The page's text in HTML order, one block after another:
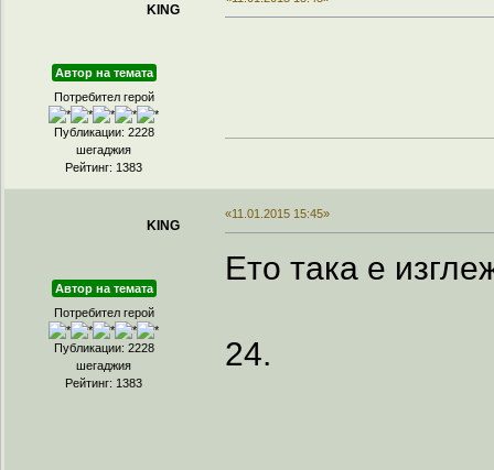
KING
Автор на темата
Потребител герой
Публикации: 2228
шегаджия
Рейтинг: 1383
KING
Автор на темата
Потребител герой
Публикации: 2228
шегаджия
Рейтинг: 1383
«11.01.2015 15:45»
Ето така е
24.